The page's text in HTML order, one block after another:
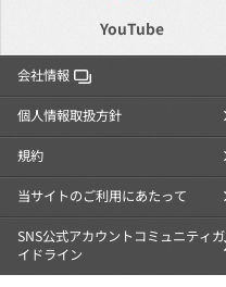
YouTube
会社情報
個人情報取扱方針
規約
当サイトのご利用にあたって
SNS公式アカウントコミュニティガ
イドライン